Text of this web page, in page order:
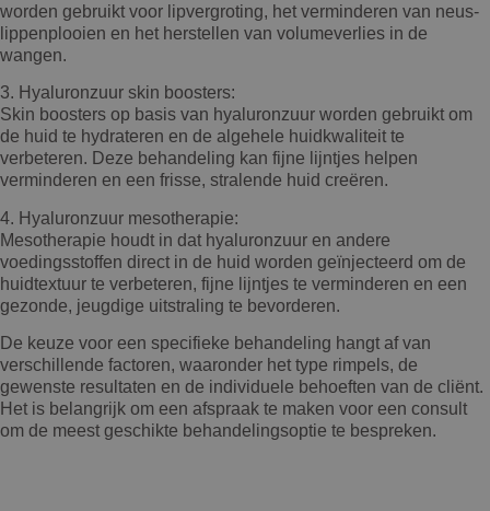
worden gebruikt voor lipvergroting, het verminderen van neus-
lippenplooien en het herstellen van volumeverlies in de
wangen.
3. Hyaluronzuur skin boosters:
Skin boosters op basis van hyaluronzuur worden gebruikt om
de huid te hydrateren en de algehele huidkwaliteit te
verbeteren. Deze behandeling kan fijne lijntjes helpen
verminderen en een frisse, stralende huid creëren.
4. Hyaluronzuur mesotherapie:
Mesotherapie houdt in dat hyaluronzuur en andere
voedingsstoffen direct in de huid worden geïnjecteerd om de
huidtextuur te verbeteren, fijne lijntjes te verminderen en een
gezonde, jeugdige uitstraling te bevorderen.
De keuze voor een specifieke behandeling hangt af van
verschillende factoren, waaronder het type rimpels, de
gewenste resultaten en de individuele behoeften van de cliënt.
Het is belangrijk om een afspraak te maken voor een consult
om de meest geschikte behandelingsoptie te bespreken.